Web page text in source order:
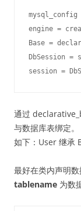
mysql_config
engine =
Base =
DbSession =
通过
与数据库表绑定。
如下：User 继承
最好在类内声明
tablename 为数